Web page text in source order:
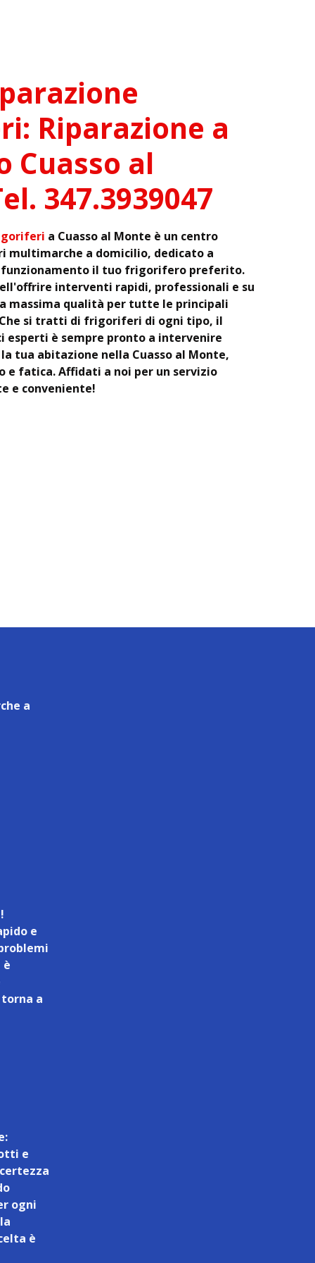
Riparazione a
Cuasso al
347.3939047
a Cuasso al Monte è un centro
a domicilio, dedicato a
il tuo frigorifero preferito.
interventi rapidi, professionali e su
massima qualità per tutte le principali
si tratti di frigoriferi di ogni tipo, il
esperti è sempre pronto a intervenire
tua abitazione nella Cuasso al Monte,
e fatica. Affidati a noi per un servizio
e conveniente!
a
e
è
a
e
ogni
è